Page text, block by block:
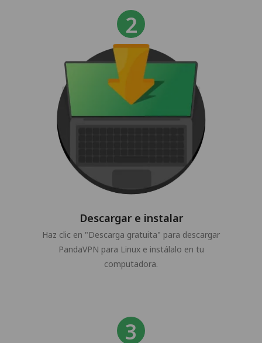
Descargar e instalar
Haz clic en "Descarga gratuita" para descargar
PandaVPN para Linux e instálalo en tu
computadora.